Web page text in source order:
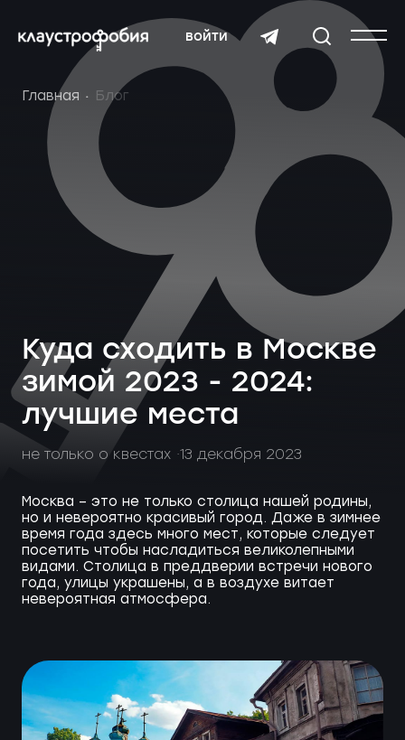
войти
Главная Блог
Куда сходить в Москве
зимой 2023 - 2024:
лучшие места
не только о квестах 13 декабря 2023
Москва – это не только столица нашей родины,
но и невероятно красивый город. Даже в зимнее
время года здесь много мест, которые следует
посетить чтобы насладиться великолепными
видами. Столица в преддверии встречи нового
года, улицы украшены, а в воздухе витает
невероятная атмосфера.